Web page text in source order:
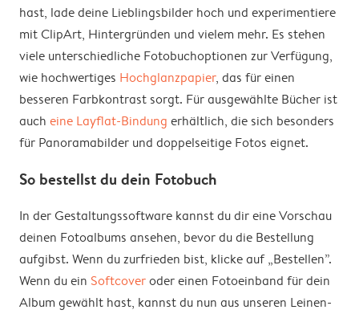
hast, lade deine Lieblingsbilder hoch und experimentiere
mit ClipArt, Hintergründen und vielem mehr. Es stehen
viele unterschiedliche Fotobuchoptionen zur Verfügung,
wie hochwertiges Hochglanzpapier, das für einen
besseren Farbkontrast sorgt. Für ausgewählte Bücher ist
auch eine Layflat-Bindung erhältlich, die sich besonders
für Panoramabilder und doppelseitige Fotos eignet.
So bestellst du dein Fotobuch
In der Gestaltungssoftware kannst du dir eine Vorschau
deinen Fotoalbums ansehen, bevor du die Bestellung
aufgibst. Wenn du zurfrieden bist, klicke auf „Bestellen”.
Wenn du ein Softcoveroder einen Fotoeinband für dein
Album gewählt hast, kannst du nun aus unseren Leinen-